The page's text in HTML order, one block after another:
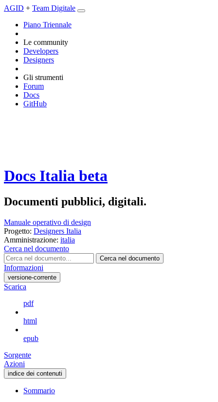
AGID + Team Digitale
Piano Triennale
Le community
Developers
Designers
Gli strumenti
Forum
Docs
GitHub
Docs Italia beta
Documenti pubblici, digitali.
Manuale operativo di design
Progetto: Designers Italia
Amministrazione: italia
Cerca nel documento
Cerca nel documento
Informazioni
versione-corrente
Scarica
pdf
html
epub
Sorgente
Azioni
indice dei contenuti
Sommario